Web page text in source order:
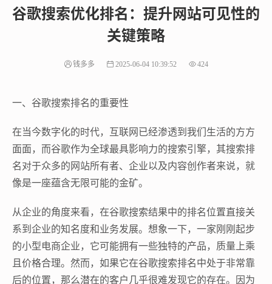
谷歌搜索优化排名：提升网站可见性的
关键策略‌
钱多多 2025-06-04 10:39:52 424
一、谷歌搜索排名的重要性
在当今数字化的时代，互联网已经渗透到我们生活的方方
面面，而谷歌作为全球最具影响力的搜索引擎，其搜索排
名对于众多的网站所有者、企业以及内容创作者来说，就
像是一座蕴含无限可能的金矿。
从企业的角度来看，在谷歌搜索结果中的排名位置直接关
系到企业的知名度和业务发展。想象一下，一家刚刚起步
的小型电商企业，它可能拥有一些独特的产品，质量上乘
且价格合理。然而，如果它在谷歌搜索排名中处于非常靠
后的位置，那么潜在的客户几乎很难发现它的存在。因为